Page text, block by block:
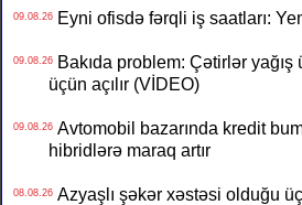
09.08.26Eyni ofisdə fərqli iş saatları:
09.08.26Bakıda problem: Çətirlər
üçün açılır (VİDEO)
09.08.26Avtomobil bazarında kredit
hibridlərə maraq artır
08.08.26Azyaşlı şəkər xəstəsi olduğu